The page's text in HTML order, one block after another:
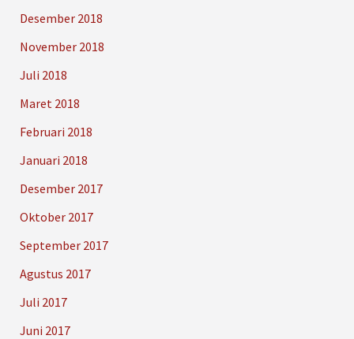
Desember 2018
November 2018
Juli 2018
Maret 2018
Februari 2018
Januari 2018
Desember 2017
Oktober 2017
September 2017
Agustus 2017
Juli 2017
Juni 2017